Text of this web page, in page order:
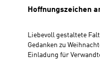
Hoffnungszeichen
Liebevoll gestaltete
Gedanken zu
Einladung für